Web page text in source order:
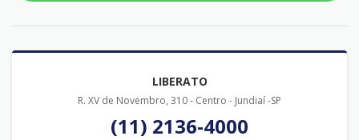
LIBERATO
R. XV de Novembro, 310 - Centro - Jundiaí -SP
(11) 2136-4000